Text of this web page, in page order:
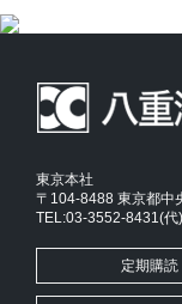
東京本社
〒104-8488 東京都中
TEL:03-3552-8431(代)
定期購読